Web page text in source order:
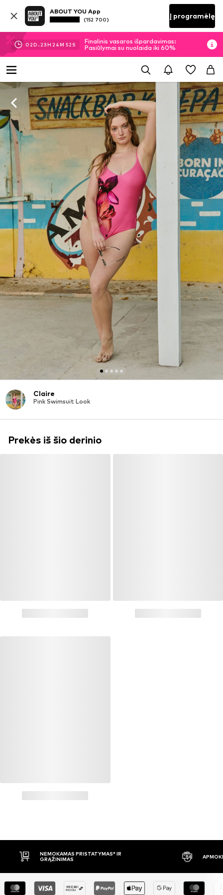
ABOUT YOU App
(152 700) Į programėlę
02D. 23H 24M 51 S
Finalinis vasaros išpardavimas:
Pasiūlymai su nuolaida iki 60%
Claire
Pink Swimsuit Look
Prekės iš šio derinio
NEMOKAMAS PRISTATYMAS* IR
GRĄŽINIMAS